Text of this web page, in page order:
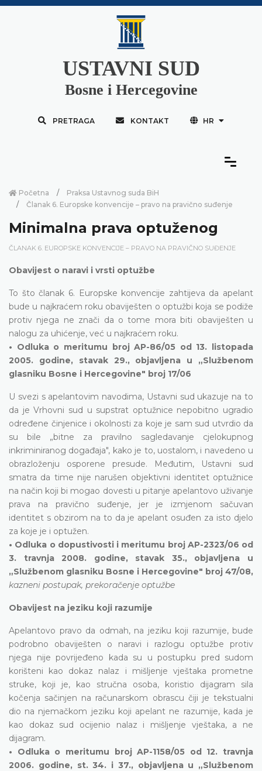
USTAVNI SUD
Bosne i Hercegovine
PRETRAGA KONTAKT HR
Početna
Praksa Ustavnog suda BiH
Članak 6. Europske konvencije – pravo na pravično suđenje
Minimalna prava optuženog
ČLANAK 6. EUROPSKE KONVENCIJE – PRAVO NA PRAVIČNO SUĐENJE
Obavijest o naravi i vrsti optužbe
To što članak 6. Europske konvencije zahtijeva da apelant
bude u najkraćem roku obaviješten o optužbi koja se podiže
protiv njega ne znači da o tome mora biti obaviješten u
nalogu za uhićenje, već u najkraćem roku.
• Odluka o meritumu broj AP-86/05 od 13. listopada
2005. godine, stavak 29., objavljena u „Službenom
glasniku Bosne i Hercegovine" broj 17/06
U svezi s apelantovim navodima, Ustavni sud ukazuje na to
da je Vrhovni sud u supstrat optužnice nepobitno ugradio
određene činjenice i okolnosti za koje je sam sud utvrdio da
su bile „bitne za pravilno sagledavanje cjelokupnog
inkriminiranog događaja", kako je to, uostalom, i navedeno u
obrazloženju osporene presude. Međutim, Ustavni sud
smatra da time nije narušen objektivni identitet optužnice
na način koji bi mogao dovesti u pitanje apelantovo uživanje
prava na pravično suđenje, jer je izmjenom sačuvan
identitet s obzirom na to da je apelant osuđen za isto djelo
za koje je i optužen.
• Odluka o dopustivosti i meritumu broj AP-2323/06 od
3. travnja 2008. godine, stavak 35., objavljena u
„Službenom glasniku Bosne i Hercegovine" broj 47/08,
kazneni postupak, prekoračenje optužbe
Obavijest na jeziku koji razumije
Apelantovo pravo da odmah, na jeziku koji razumije, bude
podrobno obaviješten o naravi i razlogu optužbe protiv
njega nije povrijeđeno kada su u postupku pred sudom
korišteni kao dokaz nalaz i mišljenje vještaka prometne
struke, koji je, kao stručna osoba, koristio dijagram sila
kočenja sačinjen na računarskom obrascu čiji je tekstualni
dio na njemačkom jeziku koji apelant ne razumije, kada je
kao dokaz sud ocijenio nalaz i mišljenje vještaka, a ne
dijagram.
• Odluka o meritumu broj AP-1158/05 od 12. travnja
2006. godine, st. 34. i 37., objavljena u „Službenom